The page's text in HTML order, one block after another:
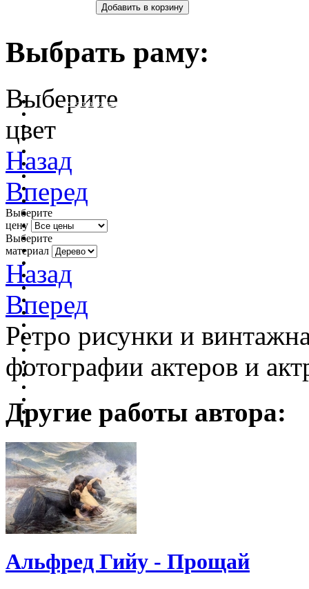
Выбрать раму:
очистить фильтр цвета
Выберите
цвет
Назад
Вперед
Выберите
цену
Выберите
материал
Назад
Вперед
Ретро рисунки и
фотографии актеров и
Другие работы автора:
Альфред Гийу - Прощай